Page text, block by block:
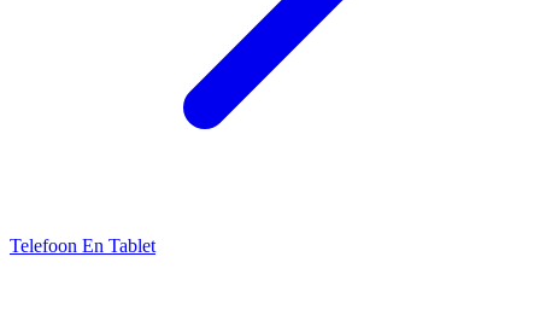
Telefoon En Tablet